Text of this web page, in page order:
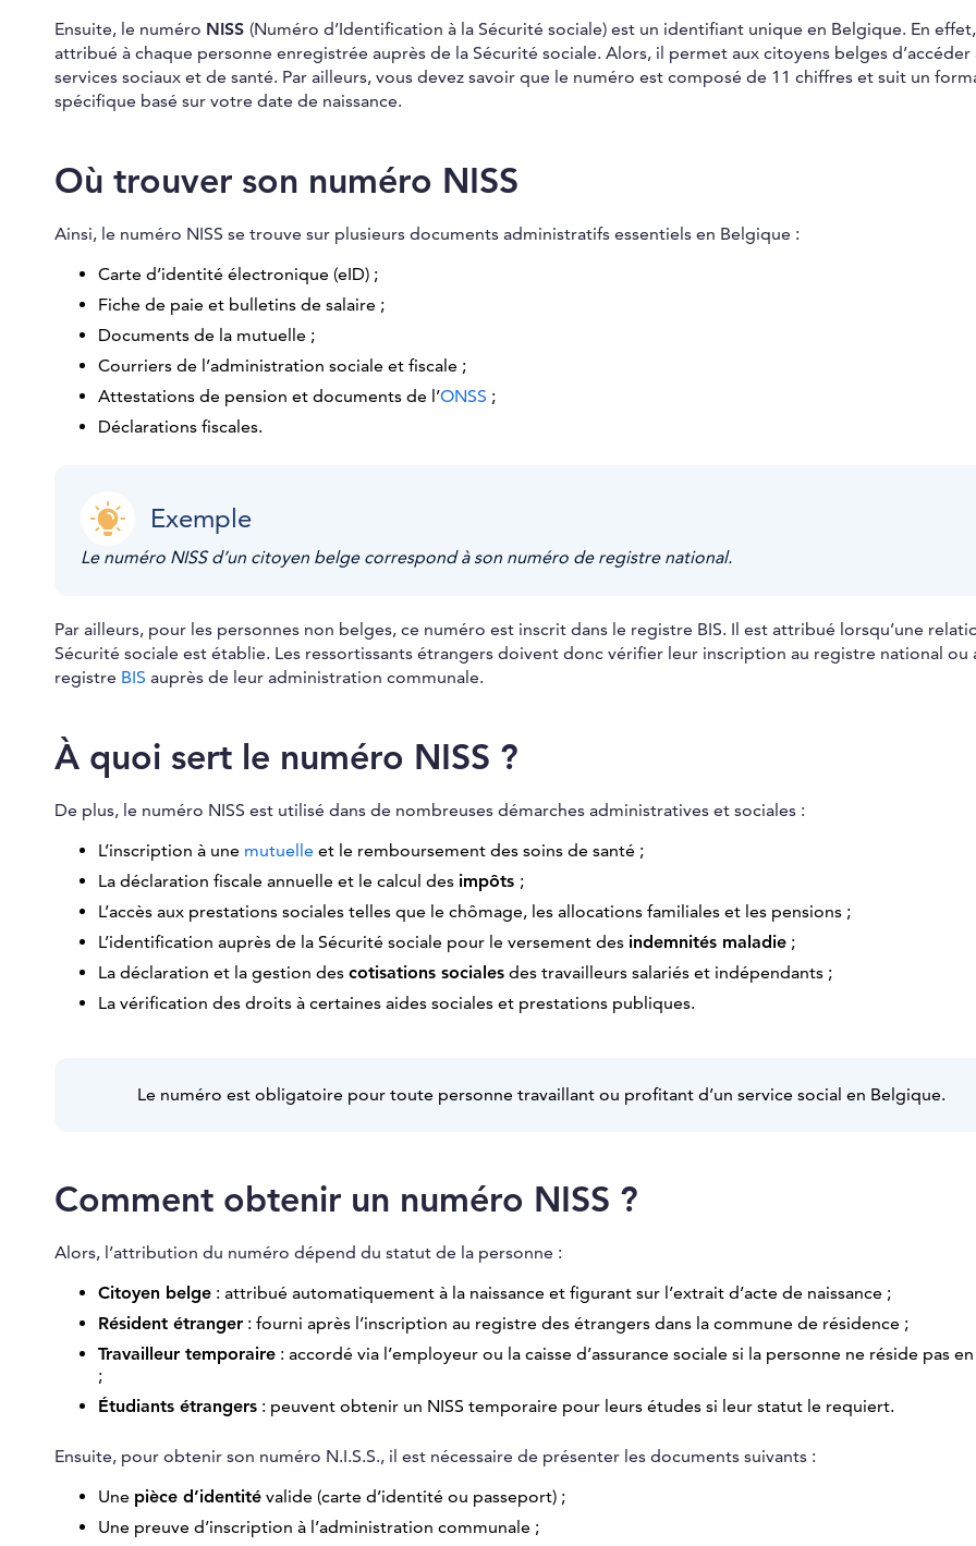
Ensuite, le numéro NISS (Numéro d’Identification à la Sécurité sociale) est un identifiant unique en Belgique. En
attribué à chaque personne enregistrée auprès de la Sécurité sociale. Alors, il permet aux citoyens belges d’accéder
services sociaux et de santé. Par ailleurs, vous devez savoir que le numéro est composé de 11 chiffres et suit un
spécifique basé sur votre date de naissance.
Où trouver son numéro NISS
Ainsi, le numéro NISS se trouve sur plusieurs documents administratifs essentiels en Belgique :
Carte d’identité électronique (eID) ;
Fiche de paie et bulletins de salaire ;
Documents de la mutuelle ;
Courriers de l’administration sociale et fiscale ;
Attestations de pension et documents de l’ONSS ;
Déclarations fiscales.
Exemple
Le numéro NISS d’un citoyen belge correspond à son numéro de registre national.
Par ailleurs, pour les personnes non belges, ce numéro est inscrit dans le registre BIS. Il est attribué lorsqu’une
Sécurité sociale est établie. Les ressortissants étrangers doivent donc vérifier leur inscription au registre national ou
registre BIS auprès de leur administration communale.
À quoi sert le numéro NISS ?
De plus, le numéro NISS est utilisé dans de nombreuses démarches administratives et sociales :
L’inscription à une mutuelle et le remboursement des soins de santé ;
La déclaration fiscale annuelle et le calcul des impôts ;
L’accès aux prestations sociales telles que le chômage, les allocations familiales et les pensions ;
L’identification auprès de la Sécurité sociale pour le versement des indemnités maladie ;
La déclaration et la gestion des cotisations sociales des travailleurs salariés et indépendants ;
La vérification des droits à certaines aides sociales et prestations publiques.
Le numéro est obligatoire pour toute personne travaillant ou profitant d’un service social en Belgique.
Comment obtenir un numéro NISS ?
Alors, l’attribution du numéro dépend du statut de la personne :
Citoyen belge : attribué automatiquement à la naissance et figurant sur l’extrait d’acte de naissance ;
Résident étranger : fourni après l’inscription au registre des étrangers dans la commune de résidence ;
Travailleur temporaire : accordé via l’employeur ou la caisse d’assurance sociale si la personne ne réside pas
;
Étudiants étrangers : peuvent obtenir un NISS temporaire pour leurs études si leur statut le requiert.
Ensuite, pour obtenir son numéro N.I.S.S., il est nécessaire de présenter les documents suivants :
Une pièce d’identité valide (carte d’identité ou passeport) ;
Une preuve d’inscription à l’administration communale ;